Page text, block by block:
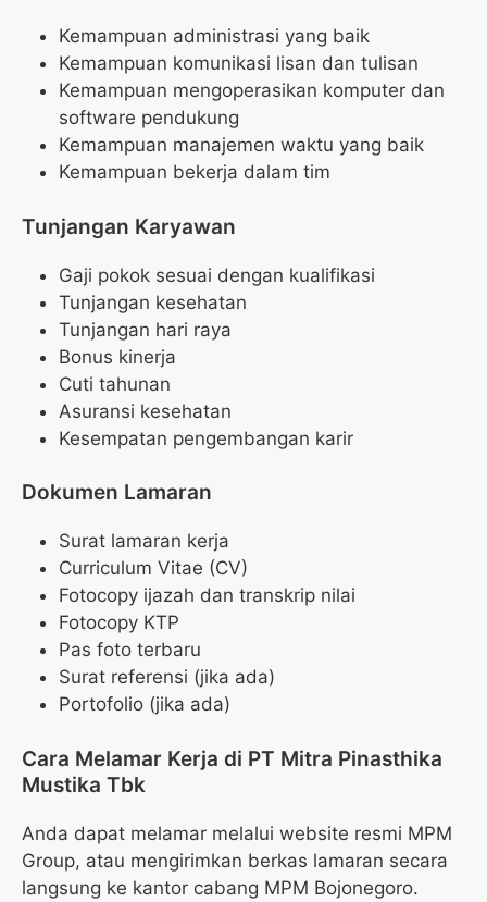
Kemampuan administrasi yang baik
Kemampuan komunikasi lisan dan tulisan
Kemampuan mengoperasikan komputer dan
software pendukung
Kemampuan manajemen waktu yang baik
Kemampuan bekerja dalam tim
Tunjangan Karyawan
Gaji pokok sesuai dengan kualifikasi
Tunjangan kesehatan
Tunjangan hari raya
Bonus kinerja
Cuti tahunan
Asuransi kesehatan
Kesempatan pengembangan karir
Dokumen Lamaran
Surat lamaran kerja
Curriculum Vitae (CV)
Fotocopy ijazah dan transkrip nilai
Fotocopy KTP
Pas foto terbaru
Surat referensi (jika ada)
Portofolio (jika ada)
Cara Melamar Kerja di PT Mitra Pinasthika
Mustika Tbk
Anda dapat melamar melalui website resmi MPM
Group, atau mengirimkan berkas lamaran secara
langsung ke kantor cabang MPM Bojonegoro.